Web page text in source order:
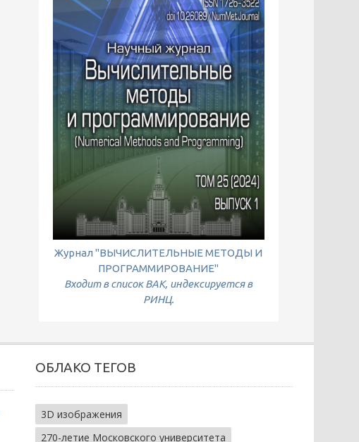
Журнал "ВЫЧИСЛИТЕЛЬНЫЕ МЕТОДЫ И
ПРОГРАММИРОВАНИЕ"
Входит в список ВАК, индексируется в
РИНЦ.
ОБЛАКО ТЕГОВ
3D изображения
270-летие Московского университета